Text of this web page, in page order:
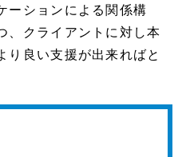
ーションによる関係構
、クライアントに対し本
り良い支援が出来ればと